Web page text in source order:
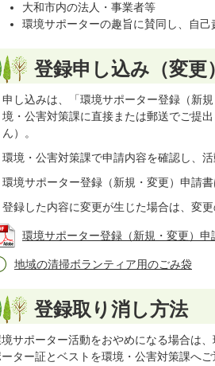
大和市内の法人・事業者等
環境サポーターの趣旨に賛同し、自
登録申し込み（変更
申し込みは、「環境サポーター登録（新
境・公害対策課に直接または郵送でご提
ん）。
環境・公害対策課で申請内容を確認し、活
環境サポーター登録（新規・変更）申請
登録した内容に変更が生じた場合は、変更
環境サポーター登録（新規・変更）
地域の清掃ボランティア用のごみ袋
登録取り消し方法
サポーター活動をおやめになる場合は
ーター証とベストを環境・公害対策課へ